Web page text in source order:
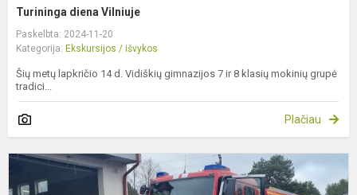
Turininga diena Vilniuje
Paskelbta: 2024-11-20
Kategorija: Ekskursijos / išvykos
Šių metų lapkričio 14 d. Vidiškių gimnazijos 7 ir 8 klasių mokinių grupė
tradici...
Plačiau